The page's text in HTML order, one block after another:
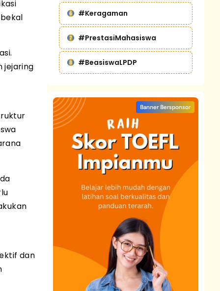
jejaring
dan
#Keragaman
#PrestasiMahasiswa
#BeasiswaLPDP
Banner Bersponsor